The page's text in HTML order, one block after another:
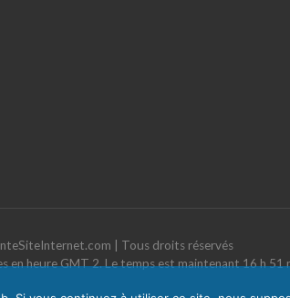
| Tous droits réservés
en heure GMT 2. Le temps est maintenant 16 h 51